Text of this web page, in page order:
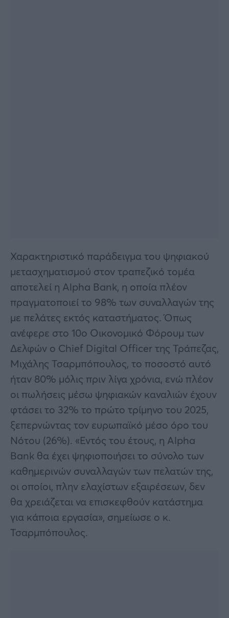
Χαρακτηριστικό παράδειγμα του ψηφιακού
μετασχηματισμού στον τραπεζικό τομέα
αποτελεί η Alpha Bank, η οποία πλέον
πραγματοποιεί το 98% των συναλλαγών της
με πελάτες εκτός καταστήματος. Όπως
ανέφερε στο 10ο Οικονομικό Φόρουμ των
Δελφών ο Chief Digital Officer της Τράπεζας,
Μιχάλης Τσαρμπόπουλος, το ποσοστό αυτό
ήταν 80% μόλις πριν λίγα χρόνια, ενώ πλέον
οι πωλήσεις μέσω ψηφιακών καναλιών έχουν
φτάσει το 32% το πρώτο τρίμηνο του 2025,
ξεπερνώντας τον ευρωπαϊκό μέσο όρο του
Νότου (26%). «Εντός του έτους, η Alpha
Bank θα έχει ψηφιοποιήσει το σύνολο των
καθημερινών συναλλαγών των πελατών της,
οι οποίοι, πλην ελαχίστων εξαιρέσεων, δεν
θα χρειάζεται να επισκεφθούν κατάστημα
για κάποια εργασία», σημείωσε ο κ.
Τσαρμπόπουλος.